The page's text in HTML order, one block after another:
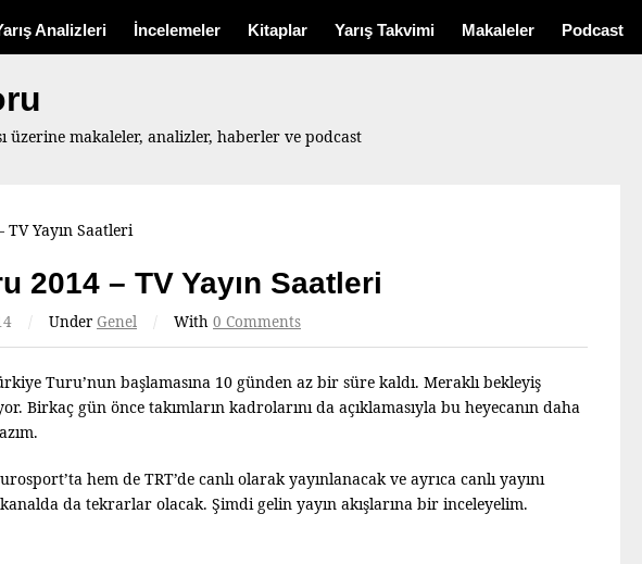
Analizleri İncelemeler Kitaplar Yarış Takvimi Makaleler Podcast
üzerine makaleler, analizler, haberler ve podcast
2014 – TV Yayın Saatleri
/ Under Genel / With 0 Comments
Turu’nun başlamasına 10 günden az bir süre kaldı. Meraklı bekleyiş
Birkaç gün önce takımların kadrolarını da açıklamasıyla bu heyecanın daha
hem de TRT’de canlı olarak yayınlanacak ve ayrıca canlı yayını
da tekrarlar olacak. Şimdi gelin yayın akışlarına bir inceleyelim.